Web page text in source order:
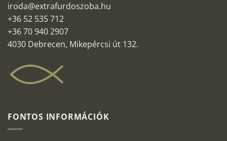
iroda@extrafurdoszoba.hu
+36 52 535 712
+36 70 940 2907
4030 Debrecen, Mikepércsi út 132.
FONTOS INFORMÁCIÓK